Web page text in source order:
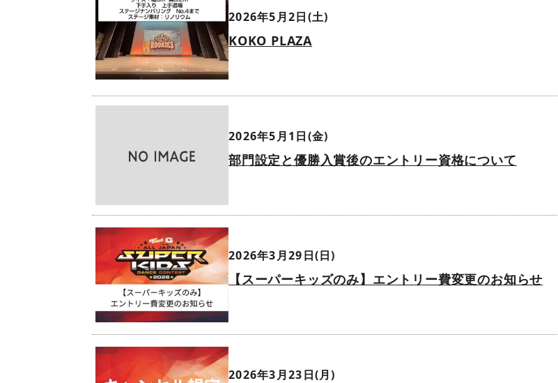
2026年5月2日(土)
KOKO PLAZA
2026年5月1日(金)
部門設定と優勝入賞後のエントリー資格について
2026年3月29日(日)
【スーパーキッズのみ】エントリー費変更のお知らせ
2026年3月23日(月)